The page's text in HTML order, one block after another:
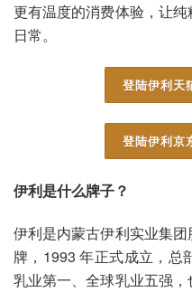
更有温度的消费体验，让
日常。
登陆伊利天
登陆伊利京
伊利是什么牌子？
伊利是内蒙古伊利实业集
牌，1993 年正式成立，总
乳业第一、全球乳业五强